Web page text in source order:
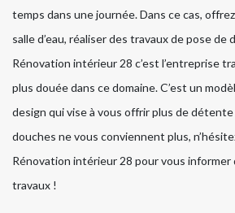
temps dans une journée. Dans ce cas,
salle d’eau, réaliser des travaux de pose de
Rénovation intérieur 28 c’est l’entreprise
plus douée dans ce domaine. C’est un
design qui vise à vous offrir plus de
douches ne vous conviennent plus,
Rénovation intérieur 28 pour vous informer
travaux !